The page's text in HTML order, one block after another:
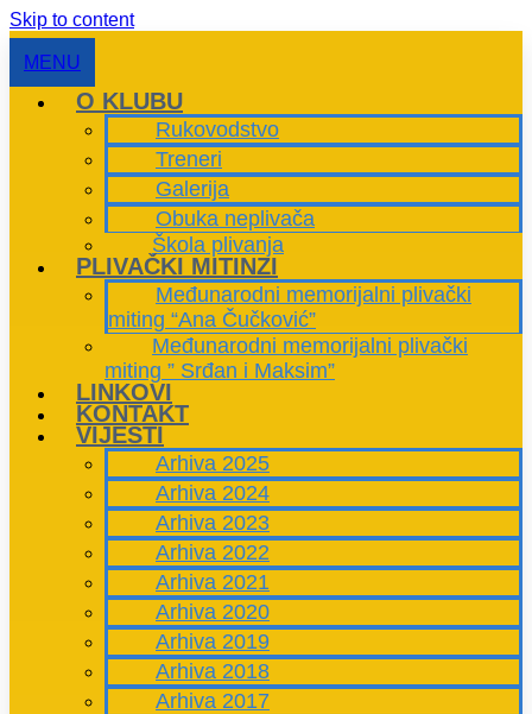
Skip to content
MENU
O KLUBU
Rukovodstvo
Treneri
Galerija
Obuka neplivača
Škola plivanja
PLIVAČKI MITINZI
Međunarodni memorijalni plivački
miting “Ana Čučković”
Međunarodni memorijalni plivački
miting ” Srđan i Maksim”
LINKOVI
KONTAKT
VIJESTI
Arhiva 2025
Arhiva 2024
Arhiva 2023
Arhiva 2022
Arhiva 2021
Arhiva 2020
Arhiva 2019
Arhiva 2018
Arhiva 2017